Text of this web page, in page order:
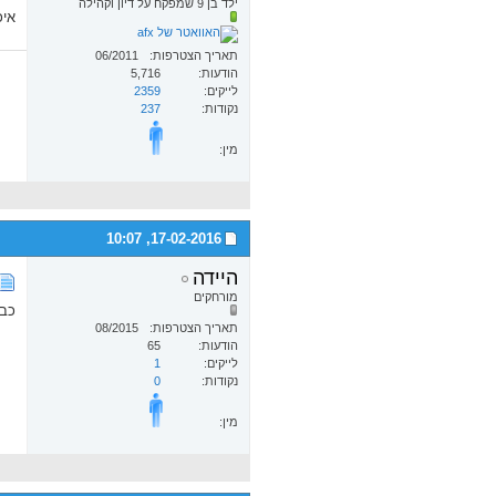
ילד בן 9 שמפקח על דיון וקהילה
תאריך הצטרפות
06/2011
הודעות
5,716
לייקים
2359
נקודות
237
מין:
17-02-2016,
10:07
היידה
מורחקים
תאריך הצטרפות
08/2015
הודעות
65
לייקים
1
נקודות
0
מין: